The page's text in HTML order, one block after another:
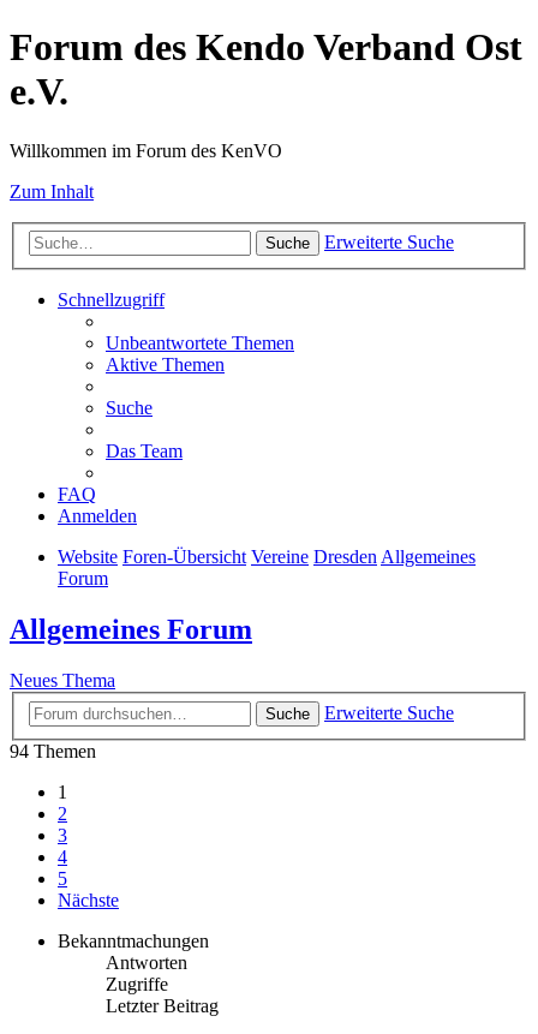
Forum des Kendo Verband Ost
e.V.
Willkommen im Forum des KenVO
Zum Inhalt
Suche Erweiterte Suche
Schnellzugriff
Unbeantwortete Themen
Aktive Themen
Suche
Das Team
FAQ
Anmelden
Website Foren-Übersicht Vereine DresdenAllgemeines
Forum
Allgemeines Forum
Neues Thema
Suche
Erweiterte Suche
94 Themen
1
2
3
4
5
Nächste
Bekanntmachungen
Antworten
Zugriffe
Letzter Beitrag